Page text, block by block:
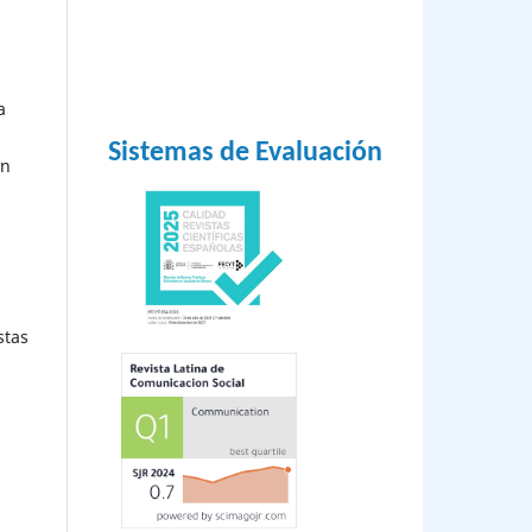
Sistemas de Evaluación